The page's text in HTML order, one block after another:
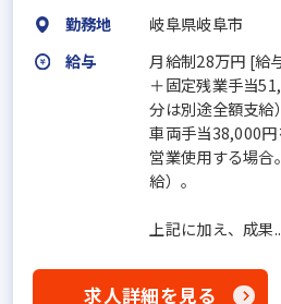
勤務地
岐阜県岐阜市
給与
月給制28万円 [給
＋固定残業手当
分は別途全額支給
車両手当38,000
営業使用する場合
給）。
上記に加え、成果
求人詳細を見る